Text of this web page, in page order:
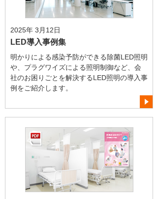
2025年 3月12日
LED導入事例集
明かりによる感染予防ができる除菌LED照明
や、プラグワイズによる照明制御など、会
社のお困りごとを解決するLED照明の導入事
例をご紹介します。